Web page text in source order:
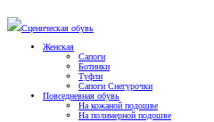
Сценическая обувь
Женская
Сапоги
Ботинки
Туфли
Сапоги Снегурочки
Повседневная обувь
На кожаной подошве
На полимерной подошве